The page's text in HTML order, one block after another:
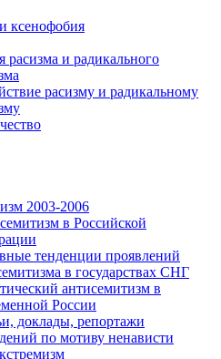
ксенофобия
расизма и радикального
расизму и радикальному
2003-2006
в Российской
тенденции проявлений
в государствах СНГ
антисемитизм в
России
доклады, репортажи
по мотиву ненависти